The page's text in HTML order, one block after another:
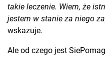
takie leczenie. Wiem, że
jestem w stanie za niego
wskazuje.
Ale od czego jest